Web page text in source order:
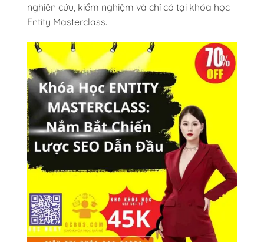
nghiên cứu, kiểm nghiệm và chỉ có tại khóa học
Entity Masterclass.